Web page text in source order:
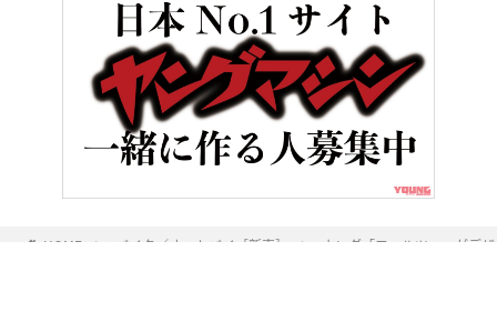
HOME バイク／オートバイ［新車］ ホンダ「フォルツァ」がデ